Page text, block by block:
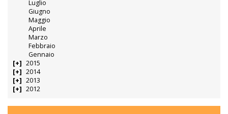
Luglio
Giugno
Maggio
Aprile
Marzo
Febbraio
Gennaio
2015
2014
2013
2012